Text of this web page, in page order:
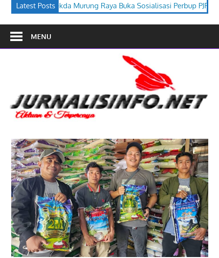
Latest Posts
Buka Sosialisasi Perbup PJPK 2026–2030 Festival Budaya
MENU